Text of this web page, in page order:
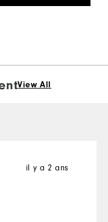
View All
il y a 2 ans